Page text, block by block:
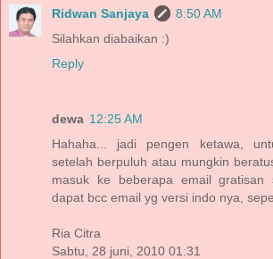
Ridwan Sanjaya
8:50 AM
Silahkan diabaikan :)
Reply
dewa 12:25 AM
Hahaha... jadi pengen ketawa,
setelah berpuluh atau mungkin
masuk ke beberapa email gratisan
dapat bcc email yg versi indo nya,
Ria Citra
Sabtu, 28 juni, 2010 01:31